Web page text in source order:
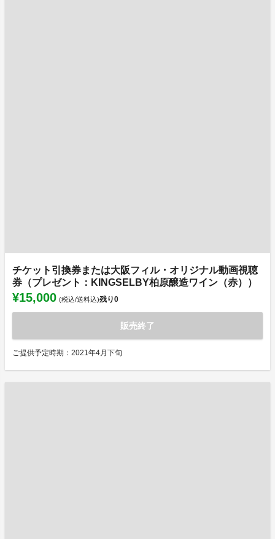
チケット引換券または大阪フィル・オリジナル動画視聴
券（プレゼント：KINGSELBY柏原醸造ワイン（赤））
¥15,000 (税込/送料込)残り0
販売終了
ご提供予定時期：2021年4月下旬